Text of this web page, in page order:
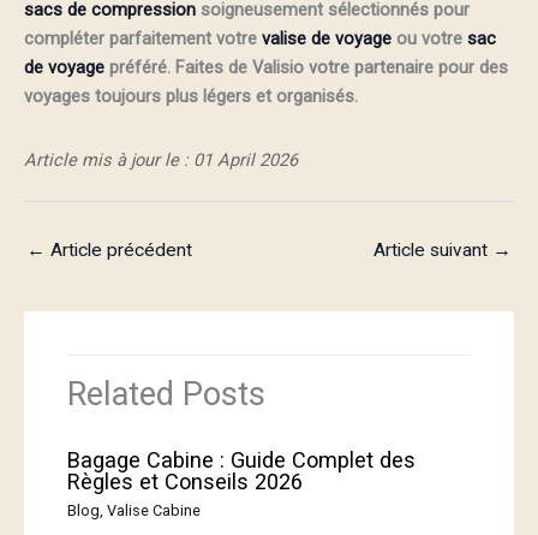
sacs de compression soigneusement sélectionnés pour
compléter parfaitement votre valise de voyage ou votre sac
de voyage préféré. Faites de Valisio votre partenaire pour des
voyages toujours plus légers et organisés.
Article mis à jour le : 01 April 2026
← Article précédent Article suivant →
Related Posts
Bagage Cabine : Guide Complet des
Règles et Conseils 2026
Blog,Valise Cabine